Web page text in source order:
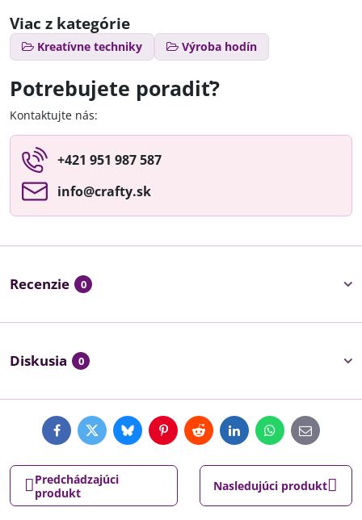
Viac z kategórie
Kreatívne techniky Výroba hodín
Potrebujete poradiť?
Kontaktujte nás:
+421 951 987 587
info​@crafty​.sk
Recenzie 0
Diskusia 0
FacebookTwitterBlueskyPinterestRedditLinkedInWhatsApp
E-
mail
Predchádzajúci
produkt
Nasledujúci produkt